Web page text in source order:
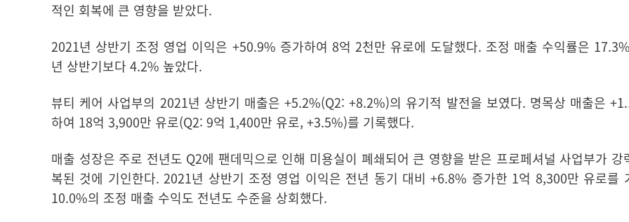
적인 회복에 큰 영향을 받았다.
2021년 상반기 조정 영업 이익은 +50.9% 증가하여 8억 2천만 유로에 도달했다. 조정 매출 수익률은
년 상반기보다 4.2% 높았다.
뷰티 케어 사업부의 2021년 상반기 매출은 +5.2%(Q2: +8.2%)의 유기적 발전을 보였다. 명목상 매출은
하여 18억 3,900만 유로(Q2: 9억 1,400만 유로, +3.5%)를 기록했다.
매출 성장은 주로 전년도 Q2에 팬데믹으로 인해 미용실이 폐쇄되어 큰 영향을 받은 프로페셔널 사업부가 강
복된 것에 기인한다. 2021년 상반기 조정 영업 이익은 전년 동기 대비 +6.8% 증가한 1억 8,300만 유로를
10.0%의 조정 매출 수익도 전년도 수준을 상회했다.